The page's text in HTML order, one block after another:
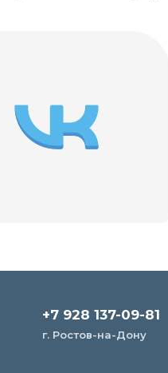
+7 928 137-09-81
г. Ростов-на-Дону